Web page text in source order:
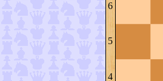
6
5
4